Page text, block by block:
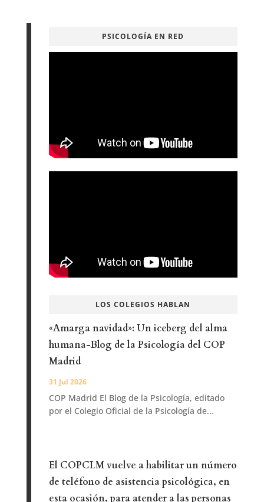
PSICOLOGÍA EN RED
LOS COLEGIOS HABLAN
«Amarga navidad»: Un iceberg del alma
humana-Blog de la Psicología del COP
Madrid
31 Jul 2026
COP Madrid El Blog de la Psicología, editado
por el Colegio Oficial de la Psicología de...
El COPCLM vuelve a habilitar un número
de teléfono de asistencia psicológica, en
esta ocasión, para atender a las personas